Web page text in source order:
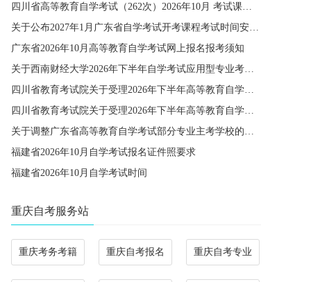
四川省高等教育自学考试（262次）2026年10月 考试课程简表
关于公布2027年1月广东省自学考试开考课程考试时间安排和使用教材的通知
广东省2026年10月高等教育自学考试网上报名报考须知
关于西南财经大学2026年下半年自学考试应用型专业考籍更改办理的通知
四川省教育考试院关于受理2026年下半年高等教育自学考试省际转考申请的通告
四川省教育考试院关于受理2026年下半年高等教育自学考试考籍更改申请的通告
关于调整广东省高等教育自学考试部分专业主考学校的通知
福建省2026年10月自学考试报名证件照要求
福建省2026年10月自学考试时间
重庆自考服务站
重庆考务考籍 重庆自考报名 重庆自考专业